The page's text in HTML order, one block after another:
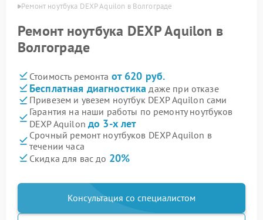
Ремонт ноутбука DEXP Aquilon в Волгограде
Ремонт ноутбука DEXP Aquilon в
Волгограде
Стоимость ремонта от 620 руб.
Бесплатная диагностика даже при отказе
Привезем и увезем ноутбук DEXP Aquilon сами
Гарантия на наши работы по ремонту ноутбуков
DEXP Aquilon до 3-х лет
Срочный ремонт ноутбуков DEXP Aquilon в
течении часа
Скидка для вас до 20%
Консультация со специалистом